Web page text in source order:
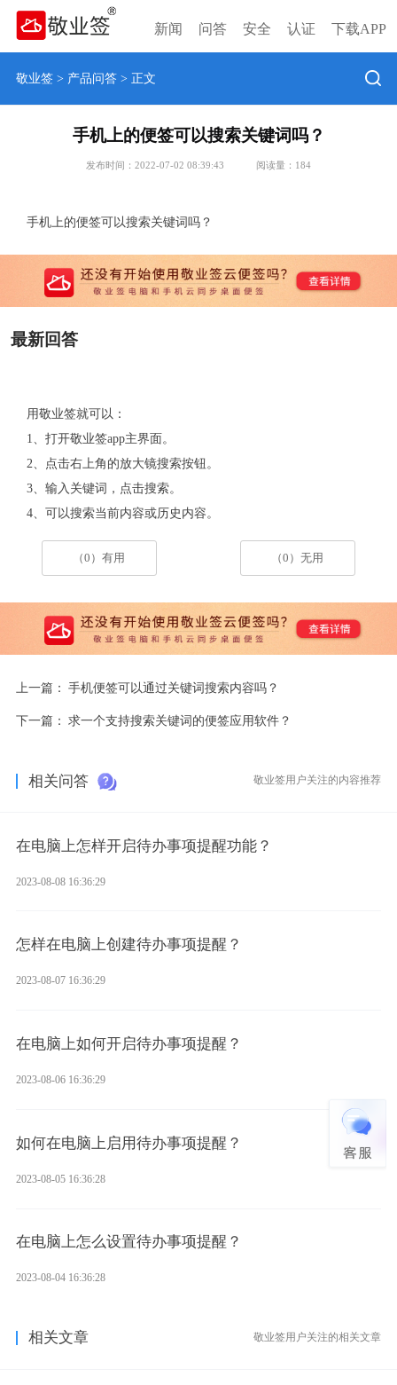
新闻 问答 安全 认证 下载APP
敬业签> 产品问答> 正文
手机上的便签可以搜索关键词吗？
发布时间：2022-07-02 08:39:43 阅读量： 184
手机上的便签可以搜索关键词吗？
最新回答
用敬业签就可以：
1、打开敬业签app主界面。
2、点击右上角的放大镜搜索按钮。
3、输入关键词，点击搜索。
4、可以搜索当前内容或历史内容。
（0）有用 （0）无用
上一篇： 手机便签可以通过关键词搜索内容吗？
下一篇： 求一个支持搜索关键词的便签应用软件？
相关问答 敬业签用户关注的内容推荐
在电脑上怎样开启待办事项提醒功能？
2023-08-08 16:36:29
怎样在电脑上创建待办事项提醒？
2023-08-07 16:36:29
在电脑上如何开启待办事项提醒？
2023-08-06 16:36:29
如何在电脑上启用待办事项提醒？
2023-08-05 16:36:28
在电脑上怎么设置待办事项提醒？
2023-08-04 16:36:28
相关文章 敬业签用户关注的相关文章